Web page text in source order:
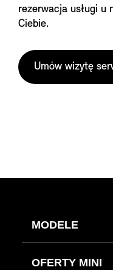
rezerwacja usługi u
Ciebie.
Umów wizytę
MODELE
OFERTY MINI